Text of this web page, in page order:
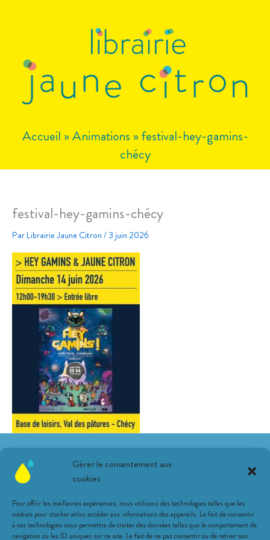
Gérer le consentement aux
cookies
Pour offrir les meilleures expériences, nous utilisons des technologies telles que les
cookies pour stocker et/ou accéder aux informations des appareils. Le fait de consentir
à ces technologies nous permettra de traiter des données telles que le comportement de
navigation ou les ID uniques sur ce site. Le fait de ne pas consentir ou de retirer son
Accueil »Animations »festival-hey-gamins-
chécy
festival-hey-gamins-chécy
ParLibrairie Jaune Citron/3 juin 2026
Suivez-nous sur les réseaux !